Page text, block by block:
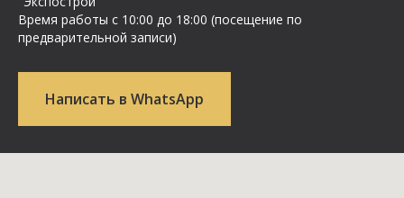
Время работы с 10:00 до 18:00 (посещение по
предварительной записи)
Написать в WhatsApp